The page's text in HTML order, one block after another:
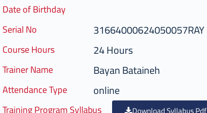
Date of Birthday
Serial No 31664000624050057RAY
Course Hours 24 Hours
Trainer Name Bayan Bataineh
Attendance Type online
Training Program Syllabus